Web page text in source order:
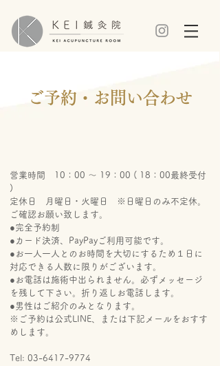
​ご予約・お問い合わせ
営業時間 10：00 ～ 19：00 ( 18：00最終受付
)
定休日 月曜日・火曜日 ※日曜日のみ不定休。
ご確認お願い致します。
●完全予約制
​●カード決済、PayPayご利用可能です。
●お一人一人とのお時間を大切にするため１日に
対応できる人数に限りがございます。
●お電話は施術中出られません。必ずメッセージ
を残して下さい。折り返しお電話します。
●男性はご紹介のみとなります。
※ご予約は公式LINE、または下記メールをおすす
めします。
Tel: 03-6417-9774